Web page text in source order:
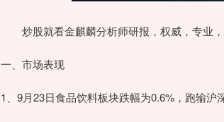
炒股就看金麒麟分析师研报，权威，专业，
一、市场表现
1、9月23日食品饮料板块跌幅为0.6%，跑输沪